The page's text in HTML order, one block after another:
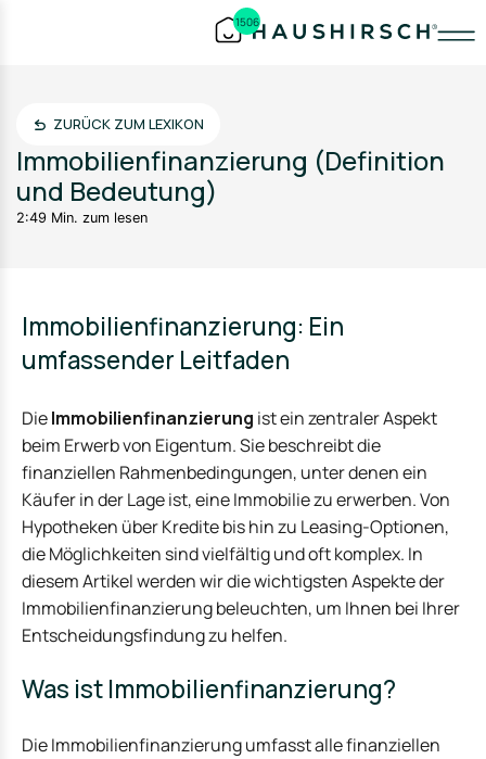
1506
ZURÜCK ZUM LEXIKON
Immobilienfinanzierung (Definition
und Bedeutung)
2:49 Min. zum lesen
Immobilienfinanzierung: Ein
umfassender Leitfaden
DieImmobilienfinanzierung ist ein zentraler Aspekt
beim Erwerb von Eigentum. Sie beschreibt die
finanziellen Rahmenbedingungen, unter denen ein
Käufer in der Lage ist, eine Immobilie zu erwerben. Von
Hypotheken über Kredite bis hin zu Leasing-Optionen,
die Möglichkeiten sind vielfältig und oft komplex. In
diesem Artikel werden wir die wichtigsten Aspekte der
Immobilienfinanzierung beleuchten, um Ihnen bei Ihrer
Entscheidungsfindung zu helfen.
Was ist Immobilienfinanzierung?
Die Immobilienfinanzierung umfasst alle finanziellen